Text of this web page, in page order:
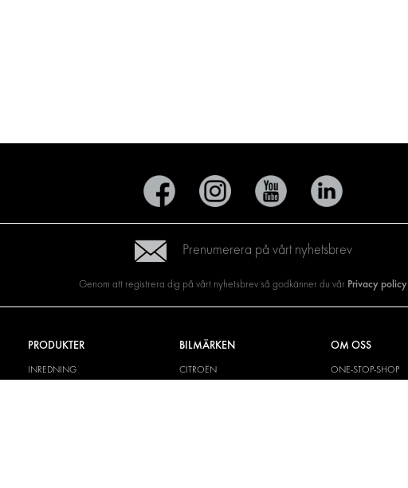
Prenumerera på vårt nyhetsbrev
Genom att registrera dig på vårt nyhetsbrev så godkänner du vår Privacy policy
PRODUKTER
INREDNING
BILMÄRKEN
CITROËN
OM OSS
ONE-STOP-SHOP